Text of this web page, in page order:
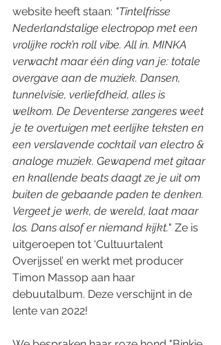
website heeft staan: "Tintelfrisse
Nederlandstalige electropop met een
vrolijke rock’n roll vibe. All in. MINKA
verwacht maar één ding van je: totale
overgave aan de muziek. Dansen,
tunnelvisie, verliefdheid, alles is
welkom. De Deventerse zangeres weet
je te overtuigen met eerlijke teksten en
een verslavende cocktail van electro &
analoge muziek. Gewapend met gitaar
en knallende beats daagt ze je uit om
buiten de gebaande paden te denken.
Vergeet je werk, de wereld, laat maar
los. Dans alsof er niemand kijkt." Ze is
uitgeroepen tot ‘Cultuurtalent
Overijssel’ en werkt met producer
Timon Massop aan haar
debuutalbum. Deze verschijnt in de
lente van 2022!